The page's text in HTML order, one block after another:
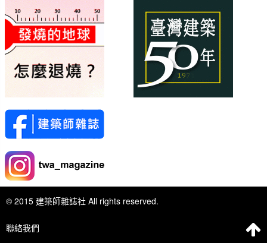
© 2015 建築師雜誌社 All rights reserved.
聯絡我們